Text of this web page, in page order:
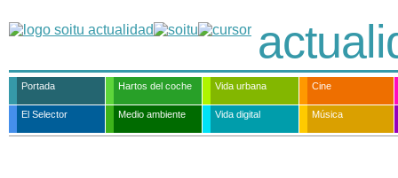
Portada Hartos del coche Vida urbana Cine
El Selector Medio ambiente Vida digital Música